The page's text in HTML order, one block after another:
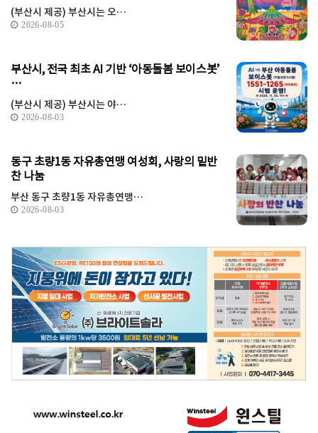
(부산시 제공) 부산시는 오…
2026-08-05
부산시, 전국 최초 AI 기반 ‘아동돌봄 보이스봇’
…
(부산시 제공) 부산시는 야…
2026-08-03
동구 초량1동 자유총연맹 여성회, 사랑의 밑반
찬 나눔
부산 동구 초량1동 자유총연맹…
2026-08-03